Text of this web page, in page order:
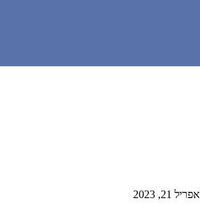
אפריל 21, 2023